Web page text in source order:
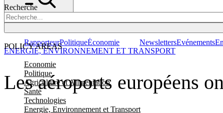
Recherche
POLICY AREAS
Economie
Politique
Agriculture et Alimentation
Santé
Technologies
Energie, Environnement et Transport
RapporteurPolitiqueÉconomie NewslettersEvénements
Les aéroports européens
ENERGIE, ENVIRONNEMENT ET TRANSPORT